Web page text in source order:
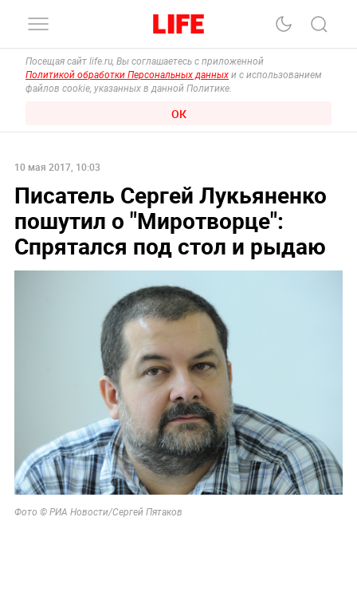
Посещая сайт life.ru, Вы соглашаетесь с приложенной
Политикой обработки Персональных данных и с использованием
файлов cookie, указанных в данной Политике.
ОК
10 мая 2017, 10:03
Писатель Сергей Лукьяненко
пошутил о "Миротворце":
Спрятался под стол и рыдаю
Фото © РИА Новости/Сергей Пятаков